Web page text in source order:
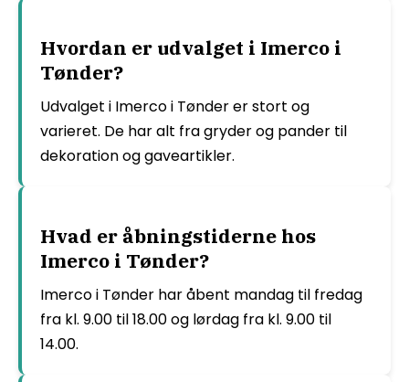
Hvordan er udvalget i Imerco i
Tønder?
Udvalget i Imerco i Tønder er stort og
varieret. De har alt fra gryder og pander til
dekoration og gaveartikler.
Hvad er åbningstiderne hos
Imerco i Tønder?
Imerco i Tønder har åbent mandag til fredag
fra kl. 9.00 til 18.00 og lørdag fra kl. 9.00 til
14.00.